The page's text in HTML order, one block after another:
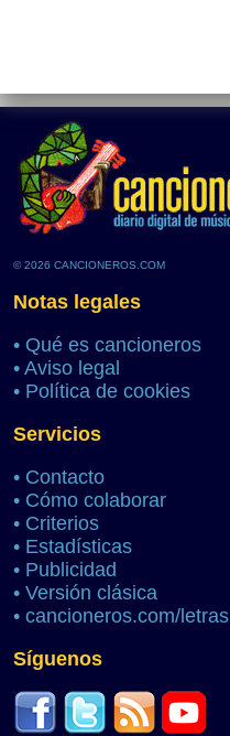
© 2026 CANCIONEROS.COM
Notas legales
• Qué es cancioneros
• Aviso legal
• Política de cookies
Servicios
• Contacto
• Cómo colaborar
• Criterios
• Estadísticas
• Publicidad
• Versión clásica
• cancioneros.com/letras
Síguenos